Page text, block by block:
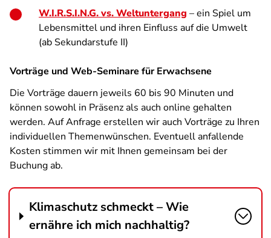
W.I.R.S.I.N.G. vs. Weltuntergang – ein Spiel um
Lebensmittel und ihren Einfluss auf die Umwelt
(ab Sekundarstufe II)
Vorträge und Web-Seminare für Erwachsene
Die Vorträge dauern jeweils 60 bis 90 Minuten und
können sowohl in Präsenz als auch online gehalten
werden. Auf Anfrage erstellen wir auch Vorträge zu Ihren
individuellen Themenwünschen. Eventuell anfallende
Kosten stimmen wir mit Ihnen gemeinsam bei der
Buchung ab.
Klimaschutz schmeckt – Wie
ernähre ich mich nachhaltig?